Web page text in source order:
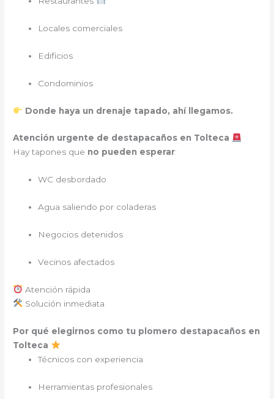
Locales comerciales
Edificios
Condominios
Donde haya un drenaje tapado, ahí llegamos.
Atención urgente de destapacaños en Tolteca
Hay tapones que no pueden esperar:
WC desbordado
Agua saliendo por coladeras
Negocios detenidos
Vecinos afectados
Atención rápida
Solución inmediata
Por qué elegirnos como tu plomero destapacaños en
Tolteca
Técnicos con experiencia
Herramientas profesionales